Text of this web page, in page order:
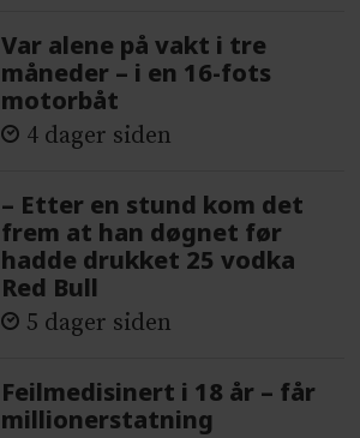
Var alene på vakt i tre
måneder – i en 16-fots
motorbåt
4 dager siden
– Etter en stund kom det
frem at han døgnet før
hadde drukket 25 vodka
Red Bull
5 dager siden
Feilmedisinert i 18 år – får
millionerstatning